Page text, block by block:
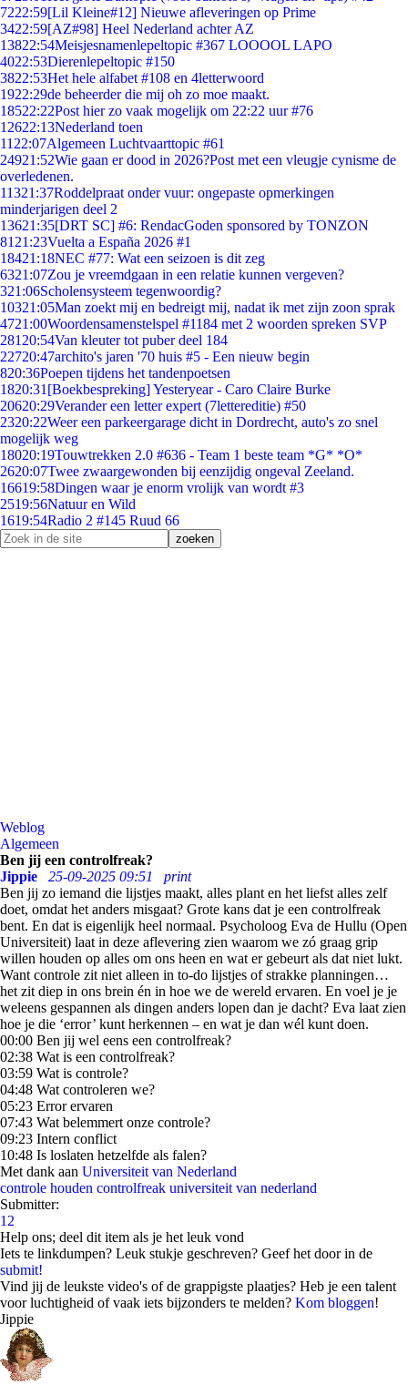
7222:59[Lil Kleine#12] Nieuwe afleveringen op Prime
3422:59[AZ#98] Heel Nederland achter AZ
13822:54Meisjesnamenlepeltopic #367 LOOOOL LAPO
4022:53Dierenlepeltopic #150
3822:53Het hele alfabet #108 en 4letterwoord
1922:29de beheerder die mij oh zo moe maakt.
18522:22Post hier zo vaak mogelijk om 22:22 uur #76
12622:13Nederland toen
11 22:07Algemeen Luchtvaarttopic #61
24921:52Wie gaan er dood in 2026?Post met een vleugje cynisme de
overledenen.
11321:37Roddelpraat onder vuur: ongepaste opmerkingen
minderjarigen deel 2
13621:35[DRT SC] #6: RendacGoden sponsored by TONZON
81 21:23Vuelta a España 2026 #1
18421:18NEC #77: Wat een seizoen is dit zeg
6321:07Zou je vreemdgaan in een relatie kunnen vergeven?
321:06Scholensysteem tegenwoordig?
10321:05Man zoekt mij en bedreigt mij, nadat ik met zijn zoon sprak
4721:00Woordensamenstelspel #1184 met 2 woorden spreken SVP
281 20:54Van kleuter tot puber deel 184
22720:47archito's jaren '70 huis #5 - Een nieuw begin
820:36Poepen tijdens het tandenpoetsen
1820:31 [Boekbespreking] Yesteryear - Caro Claire Burke
20620:29Verander een letter expert (7lettereditie) #50
2320:22Weer een parkeergarage dicht in Dordrecht, auto's zo snel
mogelijk weg
18020:19Touwtrekken 2.0 #636 - Team 1 beste team *G* *O*
2620:07Twee zwaargewonden bij eenzijdig ongeval Zeeland.
16619:58Dingen waar je enorm vrolijk van wordt #3
2519:56Natuur en Wild
1619:54Radio 2 #145 Ruud 66
Weblog
Algemeen
Ben jij een controlfreak?
Jippie
25-09-2025 09:51
print
Ben jij zo iemand die lijstjes maakt, alles plant en het liefst alles zelf
doet, omdat het anders misgaat? Grote kans dat je een controlfreak
bent. En dat is eigenlijk heel normaal. Psycholoog Eva de Hullu (Open
Universiteit) laat in deze aflevering zien waarom we zó graag grip
willen houden op alles om ons heen en wat er gebeurt als dat niet lukt.
Want controle zit niet alleen in to-do lijstjes of strakke planningen…
het zit diep in ons brein én in hoe we de wereld ervaren. En voel je je
weleens gespannen als dingen anders lopen dan je dacht? Eva laat zien
hoe je die ‘error’ kunt herkennen – en wat je dan wél kunt doen.
00:00 Ben jij wel eens een controlfreak?
02:38 Wat is een controlfreak?
03:59 Wat is controle?
04:48 Wat controleren we?
05:23 Error ervaren
07:43 Wat belemmert onze controle?
09:23 Intern conflict
10:48 Is loslaten hetzelfde als falen?
Met dank aan Universiteit van Nederland
controle houden controlfreak universiteit van nederland
Submitter:
12
Help ons; deel dit item als je het leuk vond
Iets te linkdumpen? Leuk stukje geschreven? Geef het door in de
submit!
Vind jij de leukste video's of de grappigste plaatjes? Heb je een talent
voor luchtigheid of vaak iets bijzonders te melden? Kom bloggen!
Jippie